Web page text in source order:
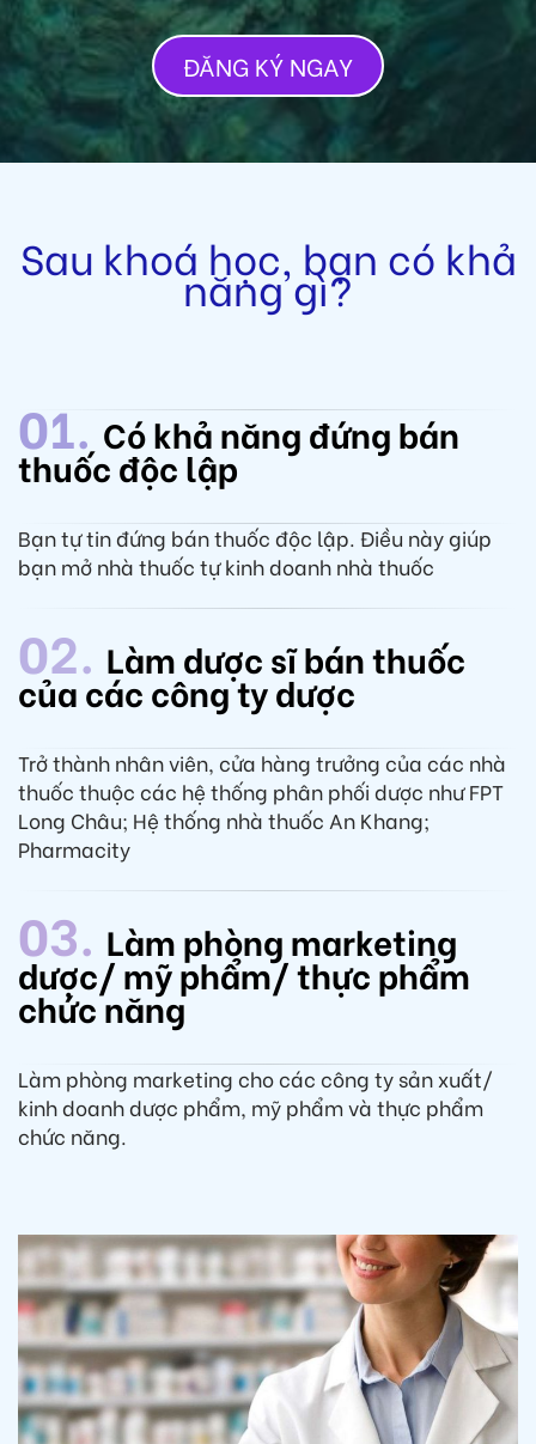
ĐĂNG KÝ NGAY
Sau khoá học, bạn có khả
năng gì?
01. Có khả năng đứng bán
thuốc độc lập
Bạn tự tin đứng bán thuốc độc lập. Điều này giúp
bạn mở nhà thuốc tự kinh doanh nhà thuốc
02. Làm dược sĩ bán thuốc
của các công ty dược
Trở thành nhân viên, cửa hàng trưởng của các nhà
thuốc thuộc các hệ thống phân phối dược như FPT
Long Châu; Hệ thống nhà thuốc An Khang;
Pharmacity
03. Làm phòng marketing
dược/ mỹ phẩm/ thực phẩm
chức năng
Làm phòng marketing cho các công ty sản xuất/
kinh doanh dược phẩm, mỹ phẩm và thực phẩm
chức năng.